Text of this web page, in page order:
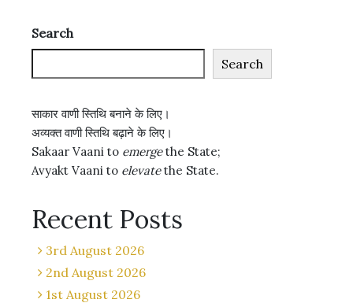
Search
Search
साकार वाणी स्तिथि बनाने के लिए।
अव्यक्त वाणी स्तिथि बढ़ाने के लिए।
Sakaar Vaani to emergethe State;
Avyakt Vaani to elevatethe State.
Recent Posts
3rd August 2026
2nd August 2026
1st August 2026